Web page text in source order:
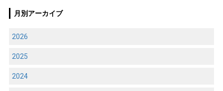
月別アーカイブ
2026
2025
2024